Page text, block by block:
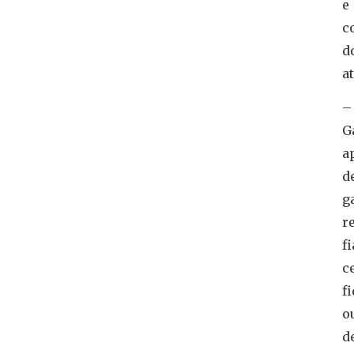
e
–